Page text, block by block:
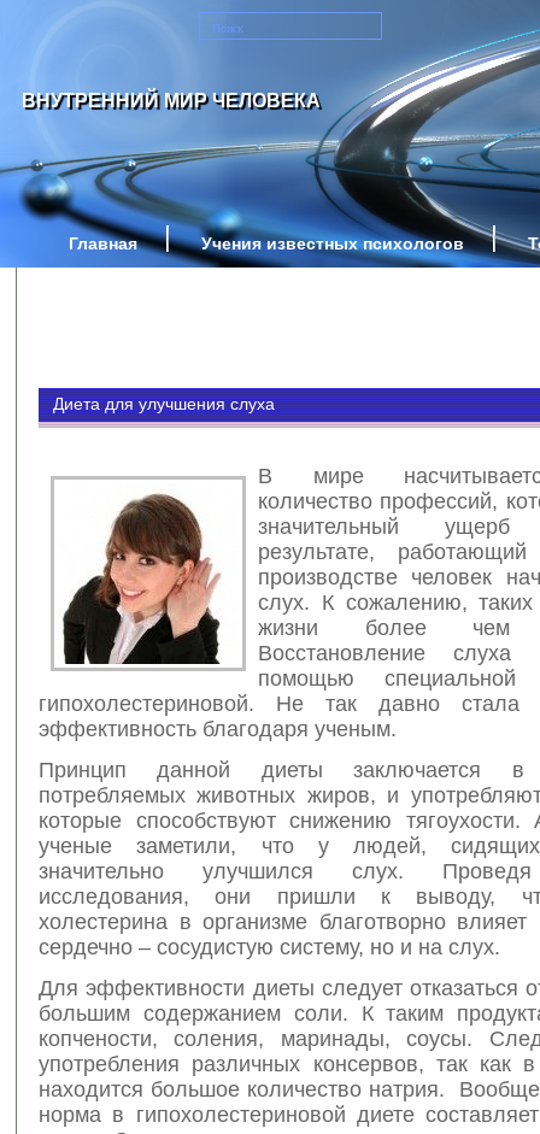
ВНУТРЕННИЙ МИР ЧЕЛОВЕКА
Главная Учения известных психологов
Диета для улучшения слуха
В мире
количество профессий,
значительный
результате,
производстве человек
слух. К сожалению,
жизни более чем
Восстановление
помощью
гипохолестериновой. Не так давно стала
эффективность благодаря ученым.
Принцип данной диеты заключается в
потребляемых животных жиров, и
которые способствуют снижению тягоухости.
ученые заметили, что у людей,
значительно улучшился слух.
исследования, они пришли к выводу,
холестерина в организме благотворно
сердечно – сосудистую систему, но и на слух.
Для эффективности диеты следует отказаться
большим содержанием соли. К таким
копчености, соления, маринады, соусы.
употребления различных консервов, так как
находится большое количество натрия.
норма в гипохолестериновой диете